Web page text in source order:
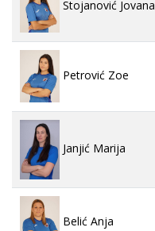
Stojanović Jovana
Petrović Zoe
Janjić Marija
Belić Anja